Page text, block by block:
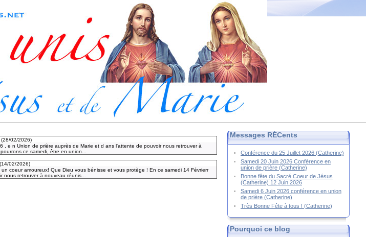
(28/02/2026)
e n Union de prière auprès de Marie et d ans l'attente de pouvoir nous retrouver à
ce samedi, être en union...
(14/02/2026)
coeur amoureux! Que Dieu vous bénisse et vous protège ! En ce samedi 14 Févrierr
retrouver à nouveau réunis...
Messages RÉCents
Conférence du 25 Juillet 2026 (Catherine)
Samedi 20 Juin 2026 Conférence en
union de prière (Catherine)
Bonne fête du Sacré Coeur de Jésus
(Catherine) 12 Juin 2026
Samedi 6 Juin 2026 conférence en union
de prière (Catherine)
Très Bonne Fête à tous ! (Catherine)
Pourquoi ce blog